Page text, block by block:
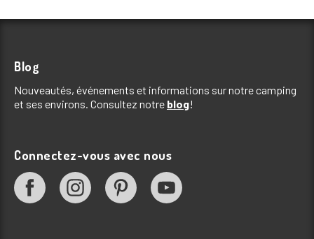
Blog
Nouveautés, événements et informations sur notre camping
et ses environs. Consultez notre blog!
Connectez-vous avec nous